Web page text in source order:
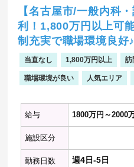
【看取り件
【電子カル
※詳細はお問
【名古屋市/一般内科
利！1,800万円以上可
制充実で職場環境良好♪
当直なし 1,800万円以上 訪
職場環境が良い 人気エリア
給与 1800万円～2000
施設区分
勤務日数 週4日-5日